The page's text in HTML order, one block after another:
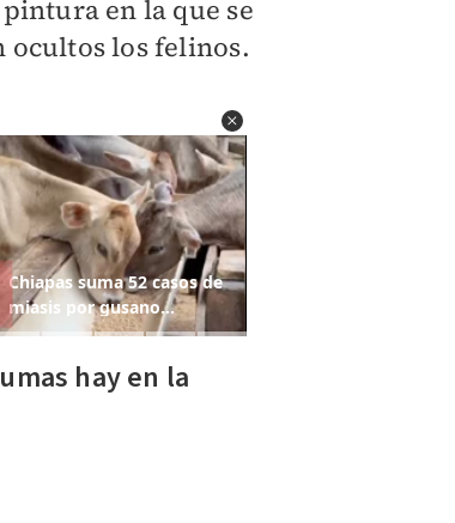
en la que se
ocultos los felinos.
hay en la